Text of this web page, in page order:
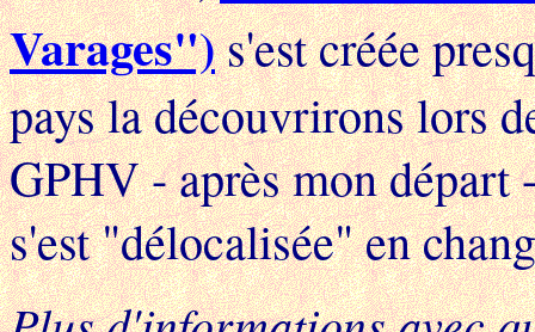
Varages")s'est créée
pays la découvrirons lors
GPHV - après mon départ
s'est "délocalisée" en